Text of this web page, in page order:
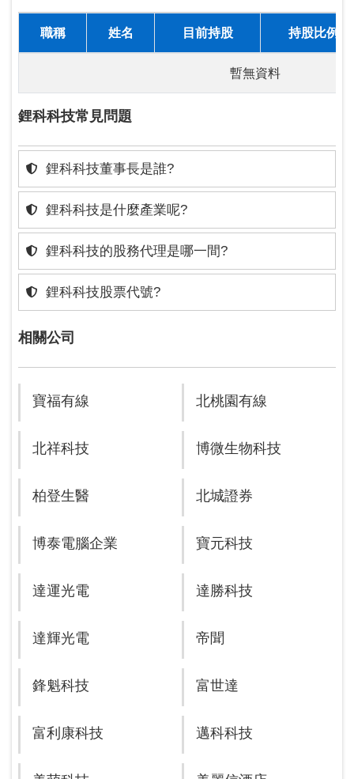
職稱 姓名 目前持股 持股比例
暫無資料
鋰科科技常見問題
鋰科科技董事長是誰?
鋰科科技是什麼產業呢?
鋰科科技的股務代理是哪一間?
鋰科科技股票代號?
相關公司
寶福有線 北桃園有線
北祥科技 博微生物科技
柏登生醫 北城證券
博泰電腦企業 寶元科技
達運光電 達勝科技
達輝光電 帝聞
鋒魁科技 富世達
富利康科技 邁科科技